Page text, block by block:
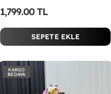
1,799.00 TL
SEPETE EKLE
KARGO
BEDAVA